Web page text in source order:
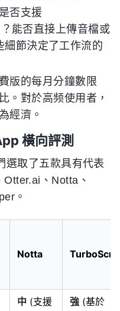
是否支援
能否直接上傳音檔或
細節決定了工作流的
版的每月分鐘數限
。對於高频使用者，
經濟。
橫向評測
選取了五款具有代表
、Notta、
。
Notta
中 (支援
強 (基於